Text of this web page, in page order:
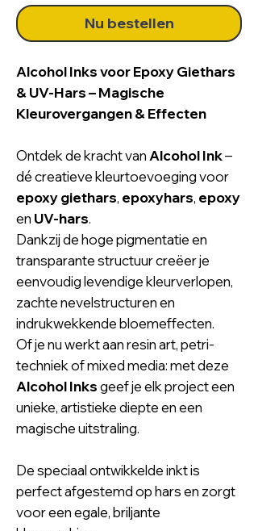
Nu bestellen
Alcohol Inks voor Epoxy Giethars
& UV-Hars – Magische
Kleurovergangen & Effecten
Ontdek de kracht van Alcohol Ink–
dé creatieve kleurtoevoeging voor
epoxy giethars, epoxyhars, epoxy
en UV-hars.
Dankzij de hoge pigmentatie en
transparante structuur creëer je
eenvoudig levendige kleurverlopen,
zachte nevelstructuren en
indrukwekkende bloemeffecten.
Of je nu werkt aan resin art, petri-
techniek of mixed media: met deze
Alcohol Inksgeef je elk project een
unieke, artistieke diepte en een
magische uitstraling.
De speciaal ontwikkelde inkt is
perfect afgestemd op hars en zorgt
voor een egale, briljante